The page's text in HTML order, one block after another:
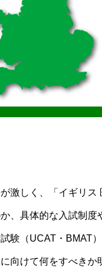
激しく、「イギリス
、具体的な入試制
験（UCAT・BMAT
向けて何をすべきか